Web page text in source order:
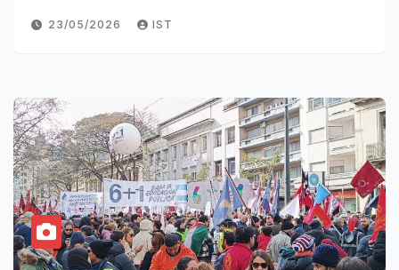
23/05/2026 IST